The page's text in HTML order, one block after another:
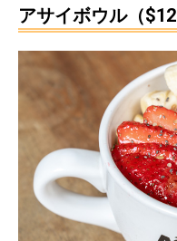
アサイボウル（$12